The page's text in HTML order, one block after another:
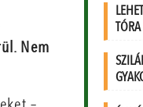
Nem
TÓRA